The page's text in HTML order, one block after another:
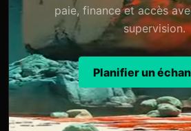
paie, finance et accès
supervision.
Planifier un